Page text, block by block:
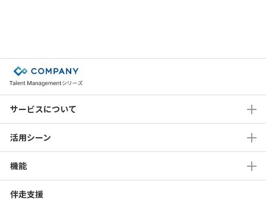
■個人情報の共同利用
当社は、ご提供いただきました個人情報を合理的でかつ必要な範囲内で
当社グループ会社と共同利用する場合があります。個人情報を共同利用
する場合は、当該グループ会社と個人情報の取り扱いに関する覚書を締
結の上、以下の項目に則して利用します。
– 氏名、所属に関する情報（会社名・部署名等）、役職名、連絡先
（住所・電話番号・ FAX 番号・Eメールアドレス）等
共同して利用する者の範囲
– 株式会社サイダスと株式会社Works Human Intelligence
共同して利用する者の利用目的
– 前掲「個人情報の利用目的」に定めた利用目的に同じ
サービスについて
活用シーン
機能
伴走支援